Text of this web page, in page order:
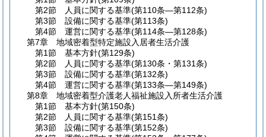
第2節
人員に関する基準(第110条―第112条)
第3節
設備に関する基準(第113条)
第4節
運営に関する基準(第114条―第128条)
第7章
地域密着型特定施設入居者生活介護
第1節
基本方針(第129条)
第2節
人員に関する基準(第130条・第131条)
第3節
設備に関する基準(第132条)
第4節
運営に関する基準(第133条―第149条)
第8章
地域密着型介護老人福祉施設入所者生活介護
第1節
基本方針(第150条)
第2節
人員に関する基準(第151条)
第3節
設備に関する基準(第152条)